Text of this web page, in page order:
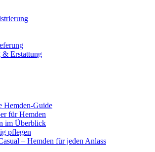
& Erstattung
Hemden-Guide
für Hemden
im Überblick
pflegen
– Hemden für jeden Anlass